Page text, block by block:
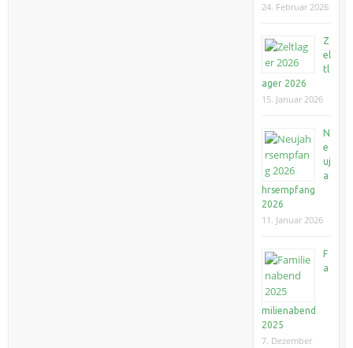
24. Februar 2026
Z
el
tl
ager 2026
15. Januar 2026
N
e
uj
a
hrsempfang
2026
11. Januar 2026
F
a
milienabend
2025
7. Dezember